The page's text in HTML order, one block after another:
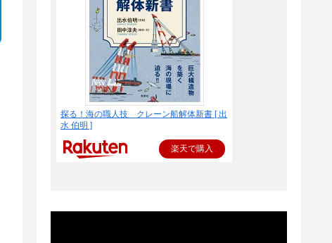
探る！海の職人技 クレーン船解体新書 [ 出
水 伯明 ]
楽天で購入